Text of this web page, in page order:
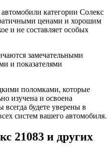
категории Солекс
ценами и хорошим
и не составляет особых
замечательными
и показателями
поломками, которые
изучена и освоена
будете уверены в
систем вашего автомобиля.
21083 и других